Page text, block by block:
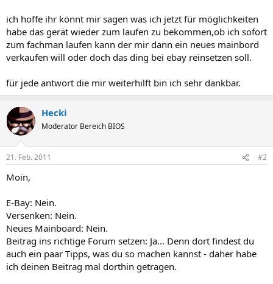
ich hoffe ihr könnt mir sagen was ich jetzt für möglichkeiten
habe das gerät wieder zum laufen zu bekommen,ob ich sofort
zum fachman laufen kann der mir dann ein neues mainbord
verkaufen will oder doch das ding bei ebay reinsetzen soll.
für jede antwort die mir weiterhilft bin ich sehr dankbar.
Hecki
Moderator Bereich BIOS
21. Feb. 2011 #2
Moin,
E-Bay: Nein.
Versenken: Nein.
Neues Mainboard: Nein.
Beitrag ins richtige Forum setzen: Ja... Denn dort findest du
auch ein paar Tipps, was du so machen kannst - daher habe
ich deinen Beitrag mal dorthin getragen.